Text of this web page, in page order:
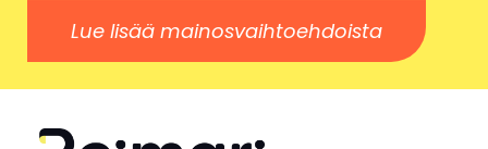
Lue lisää mainosvaihtoehdoista